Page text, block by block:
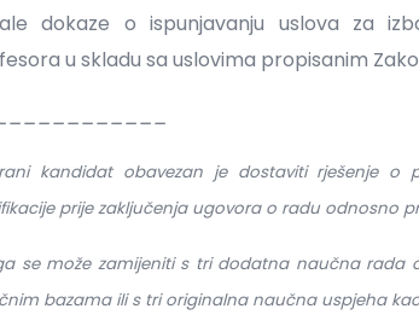
dokaze o ispunjavanju uslova za
u skladu sa uslovima propisanim
kandidat obavezan je dostaviti rješenje o
prije zaključenja ugovora o radu odnosno
se može zamijeniti s tri dodatna naučna rada
bazama ili s tri originalna naučna uspjeha